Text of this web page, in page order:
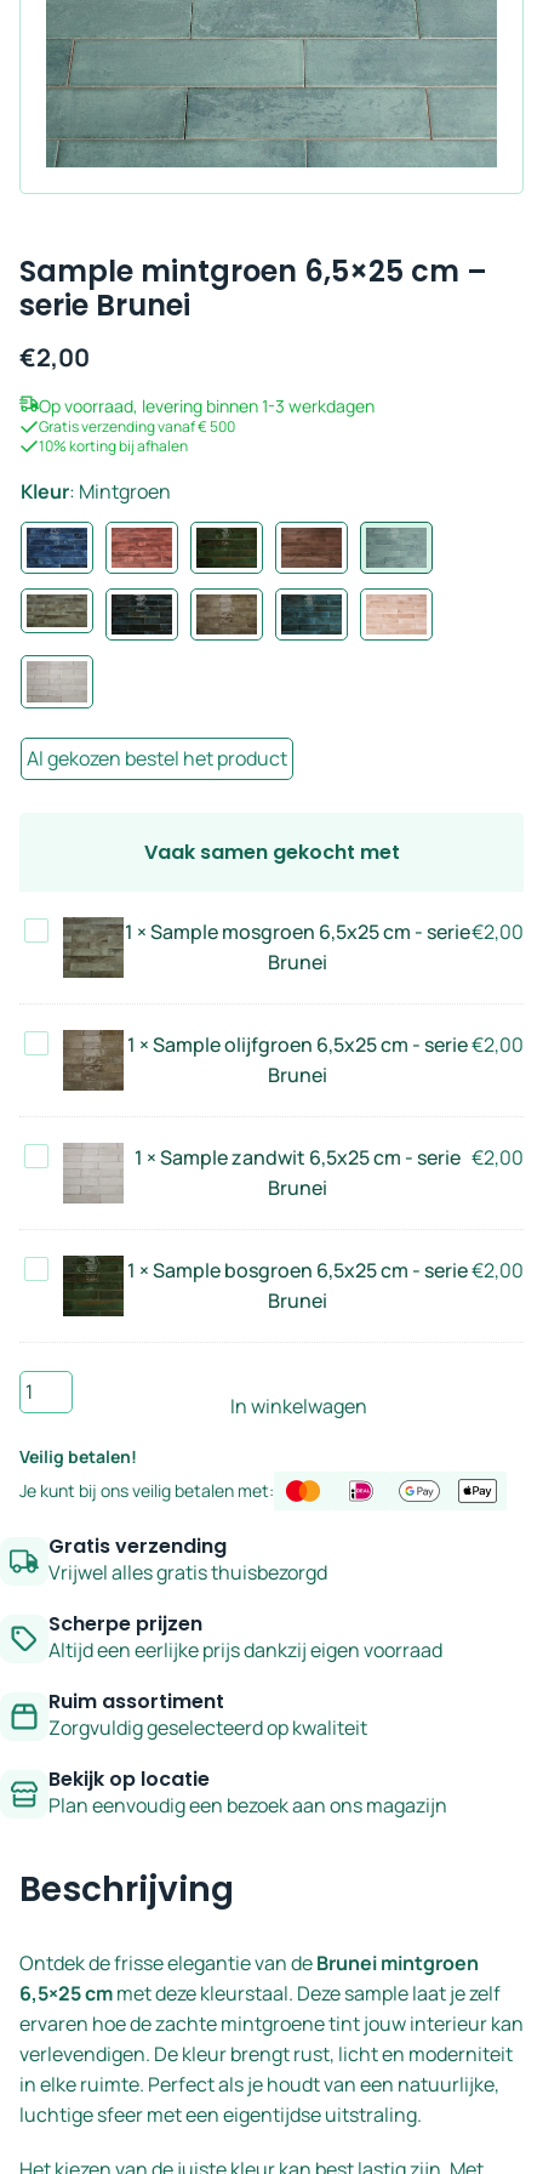
Sample mintgroen 6,5×25 cm –
serie Brunei
€2,00
Op voorraad, levering binnen 1-3 werkdagen
Gratis verzending vanaf € 500
10% korting bij afhalen
Kleur: Mintgroen
Al gekozen bestel het product
Vaak samen gekocht met
Sample
mosgroen
-
serie
Brunei
1 ×Sample mosgroen 6,5x25 cm - serie
Brunei
€2,00
Sample
olijfgroen
-
serie
Brunei
1 ×Sample olijfgroen 6,5x25 cm - serie
Brunei
€2,00
Sample
zandwit
-
serie
Brunei
1 ×Sample zandwit 6,5x25 cm - serie
Brunei
€2,00
Sample
bosgroen
serie
Brunei
1 ×Sample bosgroen 6,5x25 cm - serie
Brunei
€2,00
Sample
mintgroen
6,5x25
-
serie
Brunei
In winkelwagen
Veilig betalen!
Je kunt bij ons veilig betalen met:
Gratis verzending
Vrijwel alles gratis thuisbezorgd
Scherpe prijzen
Altijd een eerlijke prijs dankzij eigen voorraad
Ruim assortiment
Zorgvuldig geselecteerd op kwaliteit
Bekijk op locatie
Plan eenvoudig een bezoek aan ons magazijn
Beschrijving
Ontdek de frisse elegantie van deBrunei mintgroen
6,5×25 cmmet deze kleurstaal. Deze sample laat je zelf
ervaren hoe de zachte mintgroene tint jouw interieur kan
verlevendigen. De kleur brengt rust, licht en moderniteit
in elke ruimte. Perfect als je houdt van een natuurlijke,
luchtige sfeer met een eigentijdse uitstraling.